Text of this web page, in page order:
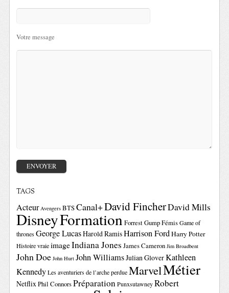
Votre message
TAGS
Acteur Avengers BTSCanal+David FincherDavid Mills
DisneyFormationForrest GumpFémis Game of
thrones George LucasHarold RamisHarrison FordHarry Potter
Histoire vraie imageIndiana Jones James Cameron Jim Broadbent
John Doe John Hurt John WilliamsJulian GloverKathleen
Kennedy Les aventuriers de l’arche perdue MarvelMétier
NetflixPhil ConnorsPréparation Punxsutawney Robert